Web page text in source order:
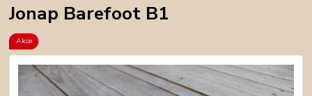
Jonap Barefoot B1
Akce